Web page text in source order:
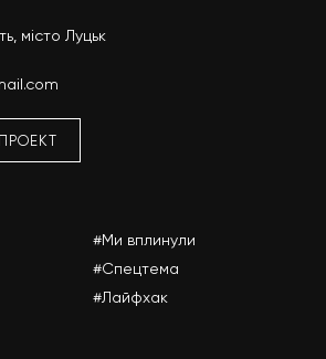
місто Луцьк
#Ми вплинули
#Спецтема
#Лайфхак